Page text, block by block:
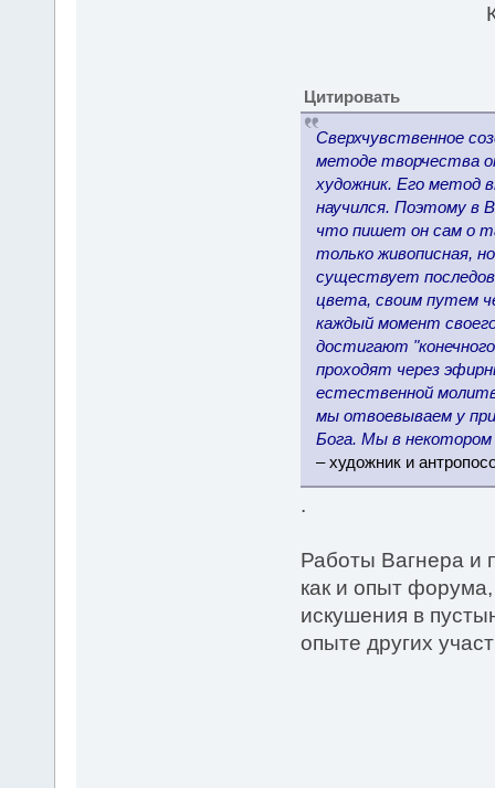
Цитировать
Сверхчувственное
методе творчества
художник. Его метод
научился. Поэтому в
что пишет он сам о
только живописная,
существует
цвета, своим путем
каждый момент
достигают
проходят через
естественной
мы отвоевываем у
Бога. Мы в некотором
– художник и
.
Работы Вагнера и
как и опыт
искушения в
опыте других